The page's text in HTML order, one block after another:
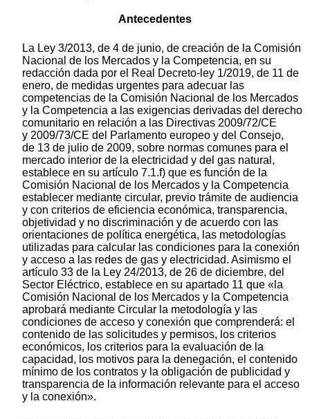
Antecedentes
La Ley 3/2013, de 4 de junio, de creación de la Comisión
Nacional de los Mercados y la Competencia, en su
redacción dada por el Real Decreto-ley 1/2019, de 11 de
enero, de medidas urgentes para adecuar las
competencias de la Comisión Nacional de los Mercados
y la Competencia a las exigencias derivadas del derecho
comunitario en relación a las Directivas 2009/72/CE
y 2009/73/CE del Parlamento europeo y del Consejo,
de 13 de julio de 2009, sobre normas comunes para el
mercado interior de la electricidad y del gas natural,
establece en su artículo 7.1.f) que es función de la
Comisión Nacional de los Mercados y la Competencia
establecer mediante circular, previo trámite de audiencia
y con criterios de eficiencia económica, transparencia,
objetividad y no discriminación y de acuerdo con las
orientaciones de política energética, las metodologías
utilizadas para calcular las condiciones para la conexión
y acceso a las redes de gas y electricidad. Asimismo el
artículo 33 de la Ley 24/2013, de 26 de diciembre, del
Sector Eléctrico, establece en su apartado 11 que «la
Comisión Nacional de los Mercados y la Competencia
aprobará mediante Circular la metodología y las
condiciones de acceso y conexión que comprenderá: el
contenido de las solicitudes y permisos, los criterios
económicos, los criterios para la evaluación de la
capacidad, los motivos para la denegación, el contenido
mínimo de los contratos y la obligación de publicidad y
transparencia de la información relevante para el acceso
y la conexión».